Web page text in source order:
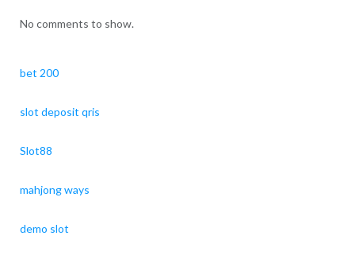
No comments to show.
bet 200
slot deposit qris
Slot88
mahjong ways
demo slot